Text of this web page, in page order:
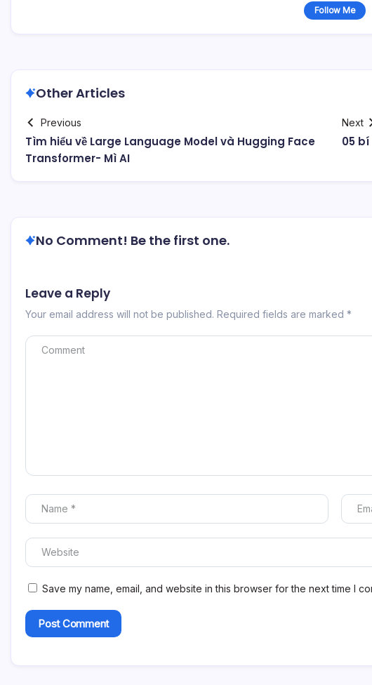
Follow Me
Other Articles
Previous
Tìm hiểu về Large Language Model và Hugging Face
Transformer- Mì AI
Next
05
No Comment! Be the first one.
Leave a Reply
Your email address will not be published. Required fields are marked *
Save my name, email, and website in this browser for the next time I